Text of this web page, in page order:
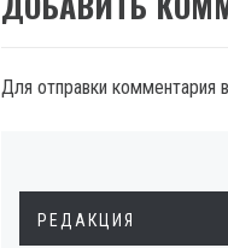
Для отправки комментария
РЕДАКЦИЯ